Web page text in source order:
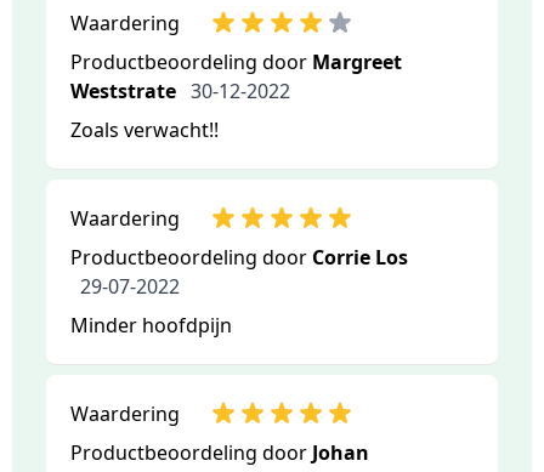
Waardering
Productbeoordeling door Margreet
Weststrate 30-12-2022
Zoals verwacht!!
Waardering
Productbeoordeling door Corrie Los
29-07-2022
Minder hoofdpijn
Waardering
Productbeoordeling door Johan